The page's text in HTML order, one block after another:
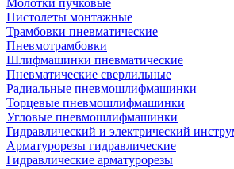
Молотки пучковые
Пистолеты монтажные
Трамбовки пневматические
Пневмотрамбовки
Шлифмашинки пневматические
Пневматические сверлильные
Радиальные пневмошлифмашинки
Торцевые пневмошлифмашинки
Угловые пневмошлифмашинки
Гидравлический и электрический
Арматурорезы гидравлические
Гидравлические арматурорезы